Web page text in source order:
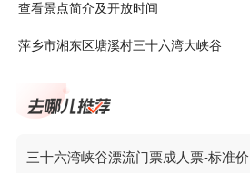
查看景点简介及开放时间
萍乡市湘东区塘溪村三十六湾大峡谷
三十六湾峡谷漂流门票成人票-标准价